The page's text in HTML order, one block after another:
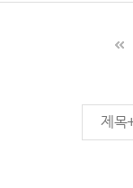
제목